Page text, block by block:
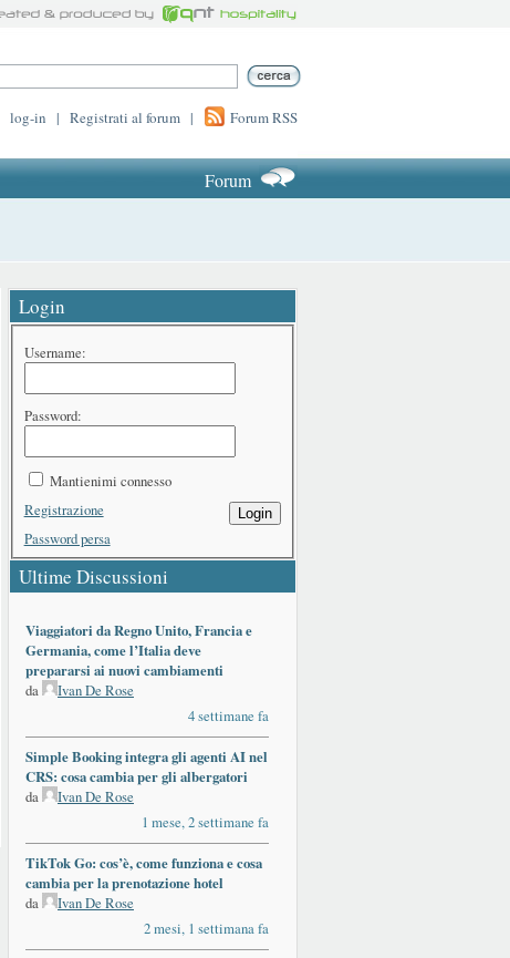
log-in | Registrati al forum | Forum RSS
Forum
Login
Username:
Password:
Mantienimi connesso
Login
Registrazione
Password persa
Ultime Discussioni
Viaggiatori da Regno Unito, Francia e
Germania, come l’Italia deve
prepararsi ai nuovi cambiamenti
da
Ivan De Rose
4 settimane fa
Simple Booking integra gli agenti AI nel
CRS: cosa cambia per gli albergatori
da
Ivan De Rose
1 mese, 2 settimane fa
TikTok Go: cos’è, come funziona e cosa
cambia per la prenotazione hotel
da
Ivan De Rose
2 mesi, 1 settimana fa